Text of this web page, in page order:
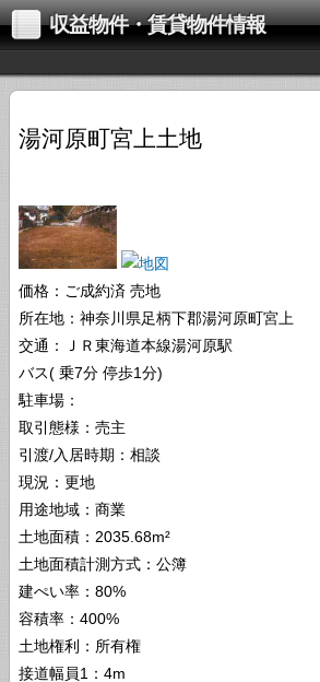
収益物件・賃貸物件情報
湯河原町宮上土地
価格：ご成約済 売地
所在地：神奈川県足柄下郡湯河原町宮上
交通：ＪＲ東海道本線湯河原駅
バス( 乗7分 停歩1分)
駐車場：
取引態様：売主
引渡/入居時期：相談
現況：更地
用途地域：商業
土地面積：2035.68m²
土地面積計測方式：公簿
建ぺい率：80%
容積率：400%
土地権利：所有権
接道幅員1：4m